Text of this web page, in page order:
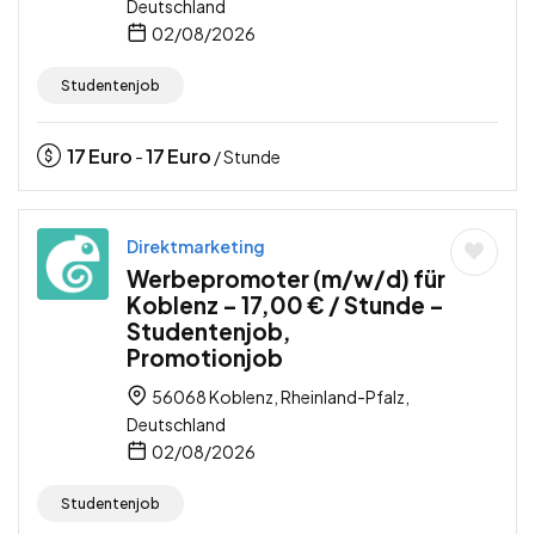
Deutschland
02/08/2026
Studentenjob
17Euro -17Euro / Stunde
Direktmarketing
Werbepromoter (m/w/d) für
Koblenz – 17,00 € / Stunde –
Studentenjob,
Promotionjob
56068 Koblenz, Rheinland-Pfalz,
Deutschland
02/08/2026
Studentenjob